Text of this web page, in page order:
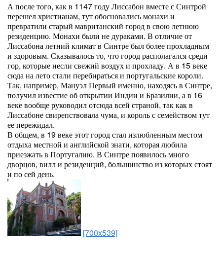
А после того, как в 1147 году Лиссабон вместе с Синтрой
перешел христианам, тут обосновались монахи и
превратили старый мавританский город в свою летнюю
резиденцию. Монахи были не дураками. В отличие от
Лиссабона летний климат в Синтре был более прохладным
и здоровым. Сказывалось то, что город располагался среди
гор, которые несли свежий воздух и прохладу. А в 15 веке
сюда на лето стали перебираться и португальские короли.
Так, например, Мануэл Первый именно, находясь в Синтре,
получил известие об открытии Индии и Бразилии, а в 16
веке вообще руководил отсюда всей страной, так как в
Лиссабоне свирепствовала чума, и король с семейством тут
ее пережидал.
В общем, в 19 веке этот город стал излюбленным местом
отдыха местной и английской знати, которая любила
приезжать в Португалию. В Синтре появилось много
дворцов, вилл и резиденций, большинство из которых стоят
и по сей день.
[700x539]